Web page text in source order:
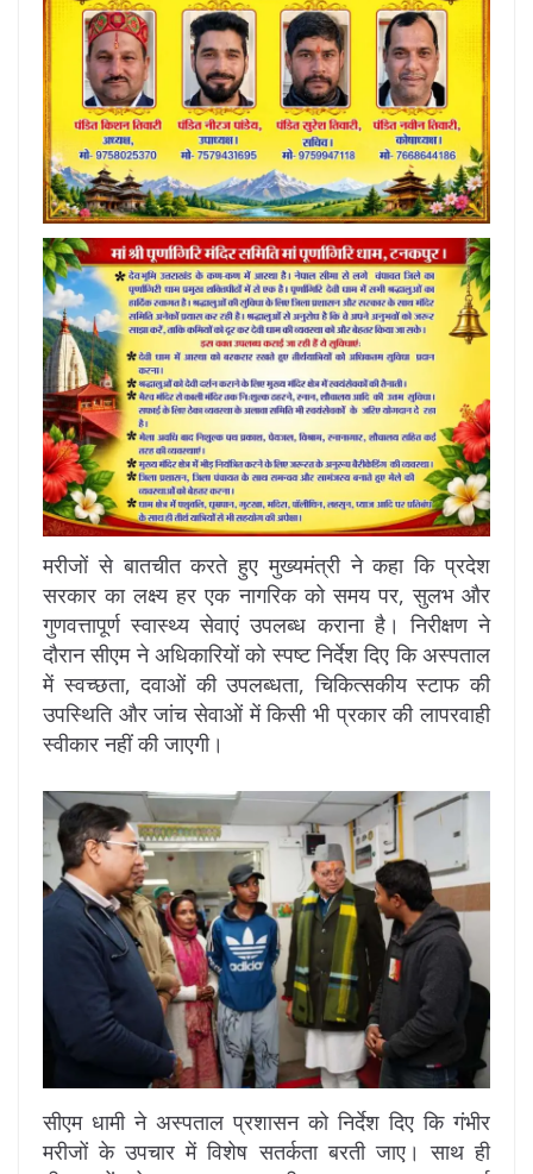
मरीजों से बातचीत करते हुए मुख्यमंत्री ने कहा कि प्रदेश
सरकार का लक्ष्य हर एक नागरिक को समय पर, सुलभ और
गुणवत्तापूर्ण स्वास्थ्य सेवाएं उपलब्ध कराना है। निरीक्षण ने
दौरान सीएम ने अधिकारियों को स्पष्ट निर्देश दिए कि अस्पताल
में स्वच्छता, दवाओं की उपलब्धता, चिकित्सकीय स्टाफ की
उपस्थिति और जांच सेवाओं में किसी भी प्रकार की लापरवाही
स्वीकार नहीं की जाएगी।
सीएम धामी ने अस्पताल प्रशासन को निर्देश दिए कि गंभीर
मरीजों के उपचार में विशेष सतर्कता बरती जाए। साथ ही